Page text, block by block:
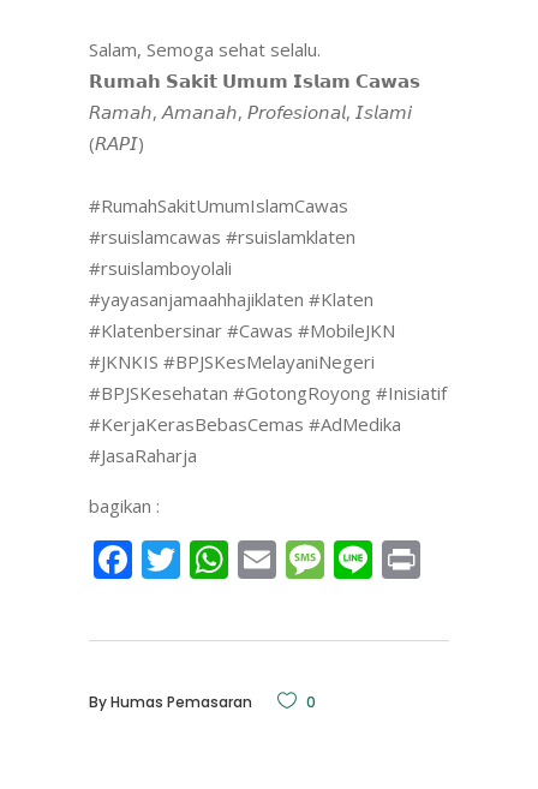
Salam, Semoga sehat selalu.
𝗥𝘂𝗺𝗮𝗵 𝗦𝗮𝗸𝗶𝘁 𝗨𝗺𝘂𝗺 𝗜𝘀𝗹𝗮𝗺 𝗖𝗮𝘄𝗮𝘀
𝘙𝘢𝘮𝘢𝘩, 𝘈𝘮𝘢𝘯𝘢𝘩, 𝘗𝘳𝘰𝘧𝘦𝘴𝘪𝘰𝘯𝘢𝘭, 𝘐𝘴𝘭𝘢𝘮𝘪
(𝘙𝘈𝘗𝘐)
#RumahSakitUmumIslamCawas
#rsuislamcawas #rsuislamklaten
#rsuislamboyolali
#yayasanjamaahhajiklaten #Klaten
#Klatenbersinar #Cawas #MobileJKN
#JKNKIS #BPJSKesMelayaniNegeri
#BPJSKesehatan #GotongRoyong #Inisiatif
#KerjaKerasBebasCemas #AdMedika
#JasaRaharja
bagikan :
Facebook
Twitter
WhatsApp
EmailMessage
Line
ByHumas Pemasaran 0